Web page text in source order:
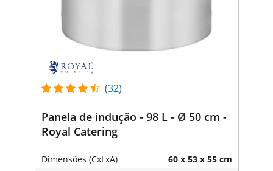
(32)
Panela de indução - 98 L - Ø 50 cm -
Royal Catering
Dimensões (CxLxA) 60 x 53 x 55 cm